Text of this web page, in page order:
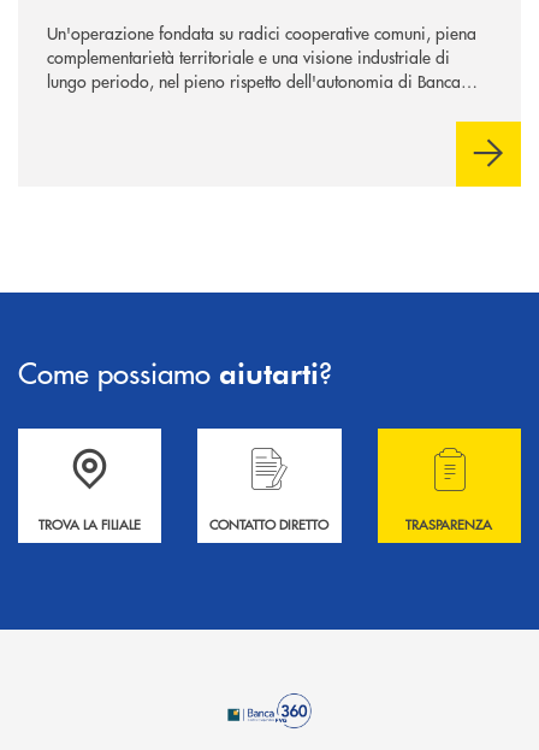
Un'operazione fondata su radici cooperative comuni, piena
complementarietà territoriale e una visione industriale di
lungo periodo, nel pieno rispetto dell'autonomia di Banca
negoziazione esclusiva per la finalizzazione dell’operazione.
Come possiamo aiutarti?
Accedi all' elenco completo delle filiali .
TROVA LA FILIALE
Hai bisogno di informazioni? Contattaci !
CONTATTO DIRETTO
Hai bisogno di
TRASPARENZA